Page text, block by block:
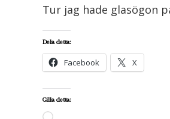
Tur jag hade glasögon
Dela detta:
Facebook X
Gilla detta: